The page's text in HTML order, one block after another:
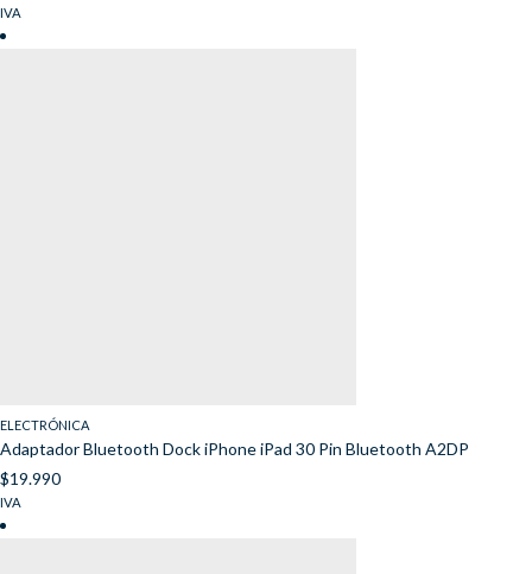
IVA
ELECTRÓNICA
Adaptador Bluetooth Dock iPhone iPad 30 Pin Bluetooth A2DP
$19.990
IVA